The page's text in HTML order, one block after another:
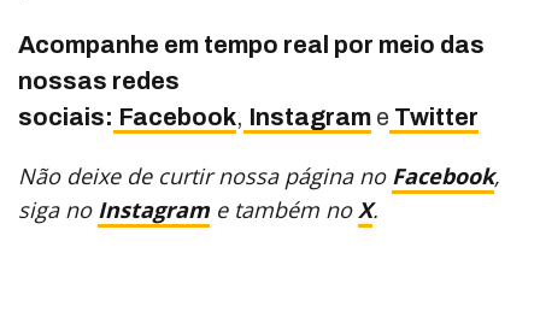
Acompanhe em tempo real por meio das
nossas redes
sociais: Facebook, Instagram e Twitter
Não deixe de curtir nossa página no Facebook,
siga no Instagram e também noX.